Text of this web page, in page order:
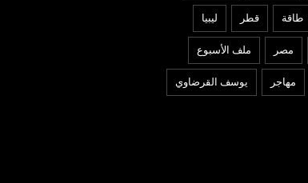
طاقة قطر ليبيا
مصر ملف الأسبوع
مهاجر يوسف القرضاوي